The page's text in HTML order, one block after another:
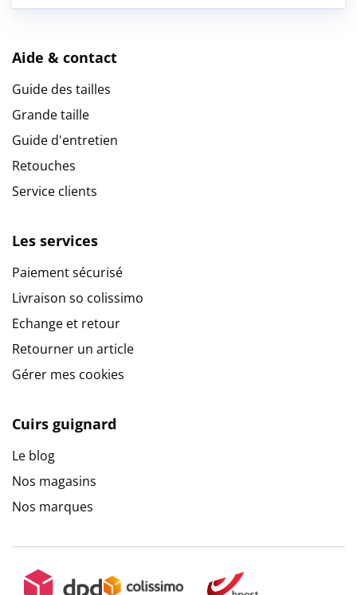
Aide & contact
Guide des tailles
Grande taille
Guide d'entretien
Retouches
Service clients
Les services
Paiement sécurisé
Livraison so colissimo
Echange et retour
Retourner un article
Gérer mes cookies
Cuirs guignard
Le blog
Nos magasins
Nos marques